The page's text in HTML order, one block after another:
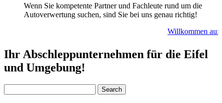
Wenn Sie kompetente Partner und Fachleute rund um die
Autoverwertung suchen, sind Sie bei uns genau richtig!
Willkommen auf
Ihr Abschleppunternehmen für die Eifel
und Umgebung!